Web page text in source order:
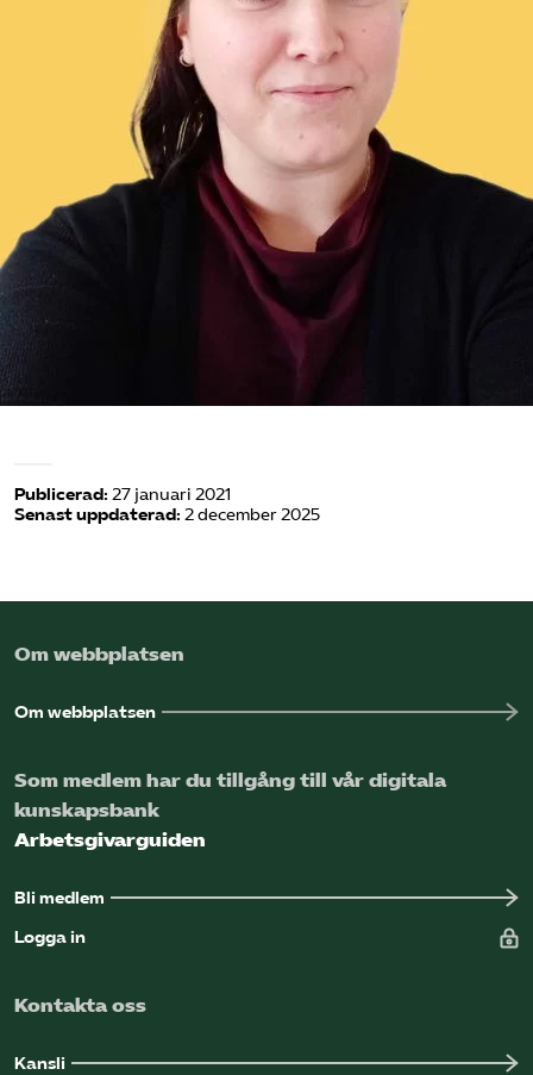
Omsättningsstatistik
Mina sidor
Bli medlem
Logga in på Arbetsgivarguiden
Publicerad: 27 januari 2021
Senast uppdaterad: 2 december 2025
Om webbplatsen
Om webbplatsen
Som medlem har du tillgång till vår digitala
kunskapsbank
Arbetsgivarguiden
Bli medlem
Logga in
Kontakta oss
Kansli